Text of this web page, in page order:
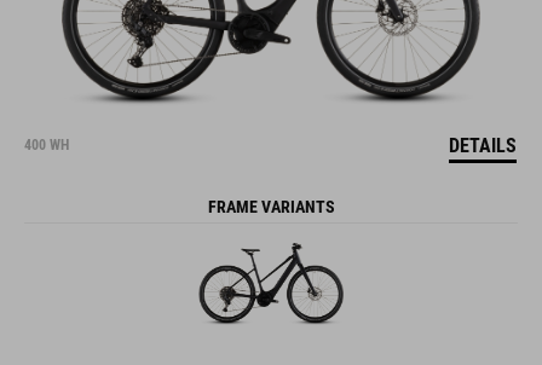
400 WH DETAILS
FRAME VARIANTS